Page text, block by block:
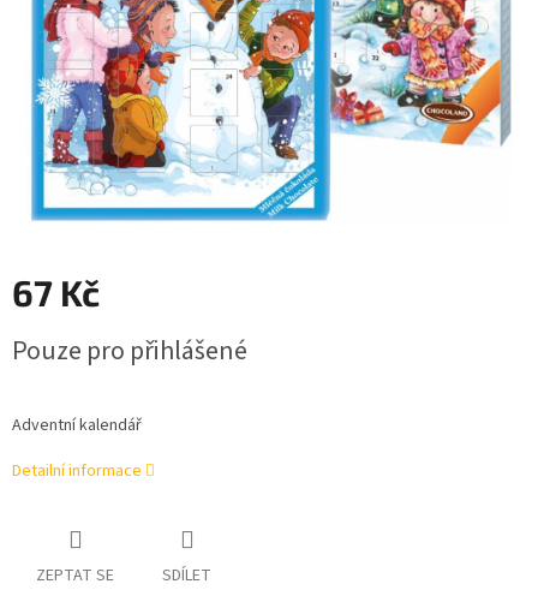
67 Kč
cena:
Pouze pro přihlášené
Adventní kalendář
Detailní informace
ZEPTAT SE SDÍLET